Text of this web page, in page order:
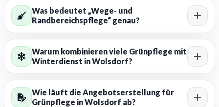
Was bedeutet „Wege- und
Randbereichspflege“ genau?
Warum kombinieren viele Grünpflege mit
Winterdienst in Wolsdorf?
Wie läuft die Angebotserstellung für
Grünpflege in Wolsdorf ab?